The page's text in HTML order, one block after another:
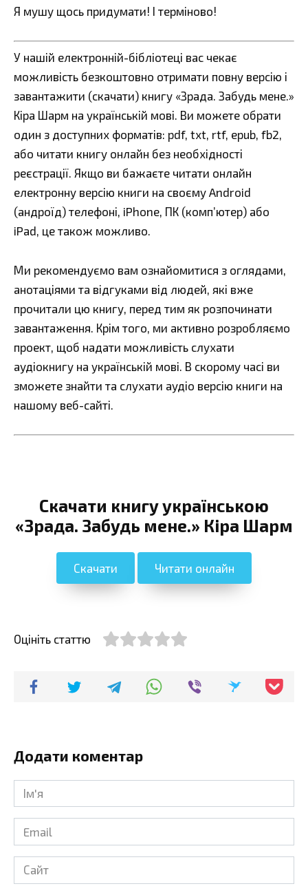
Я мушу щось придумати! І терміново!
У нашій електронній-бібліотеці вас чекає
можливість безкоштовно отримати повну версію і
завантажити (скачати) книгу «Зрада. Забудь мене.»
Кіра Шарм на українській мові. Ви можете обрати
один з доступних форматів: pdf, txt, rtf, epub, fb2,
або читати книгу онлайн без необхідності
реєстрації. Якщо ви бажаєте читати онлайн
електронну версію книги на своєму Android
(андроїд) телефоні, iPhone, ПК (комп’ютер) або
iPad, це також можливо.
Ми рекомендуємо вам ознайомитися з оглядами,
анотаціями та відгуками від людей, які вже
прочитали цю книгу, перед тим як розпочинати
завантаження. Крім того, ми активно розробляємо
проект, щоб надати можливість слухати
аудіокнигу на українській мові. В скорому часі ви
зможете знайти та слухати аудіо версію книги на
нашому веб-сайті.
Скачати книгу українською
«Зрада. Забудь мене.» Кіра Шарм
Скачати Читати онлайн
Оцініть статтю
Додати коментар
Ім'я
Email
Сайт